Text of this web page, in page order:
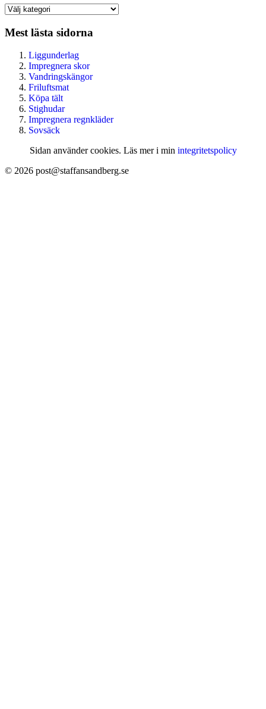
Kategoriarkiv
Mest lästa sidorna
Liggunderlag
Impregnera skor
Vandringskängor
Friluftsmat
Köpa tält
Stighudar
Impregnera regnkläder
Sovsäck
Sidan använder cookies. Läs mer i min integritetspolicy
© 2026 post@staffansandberg.se